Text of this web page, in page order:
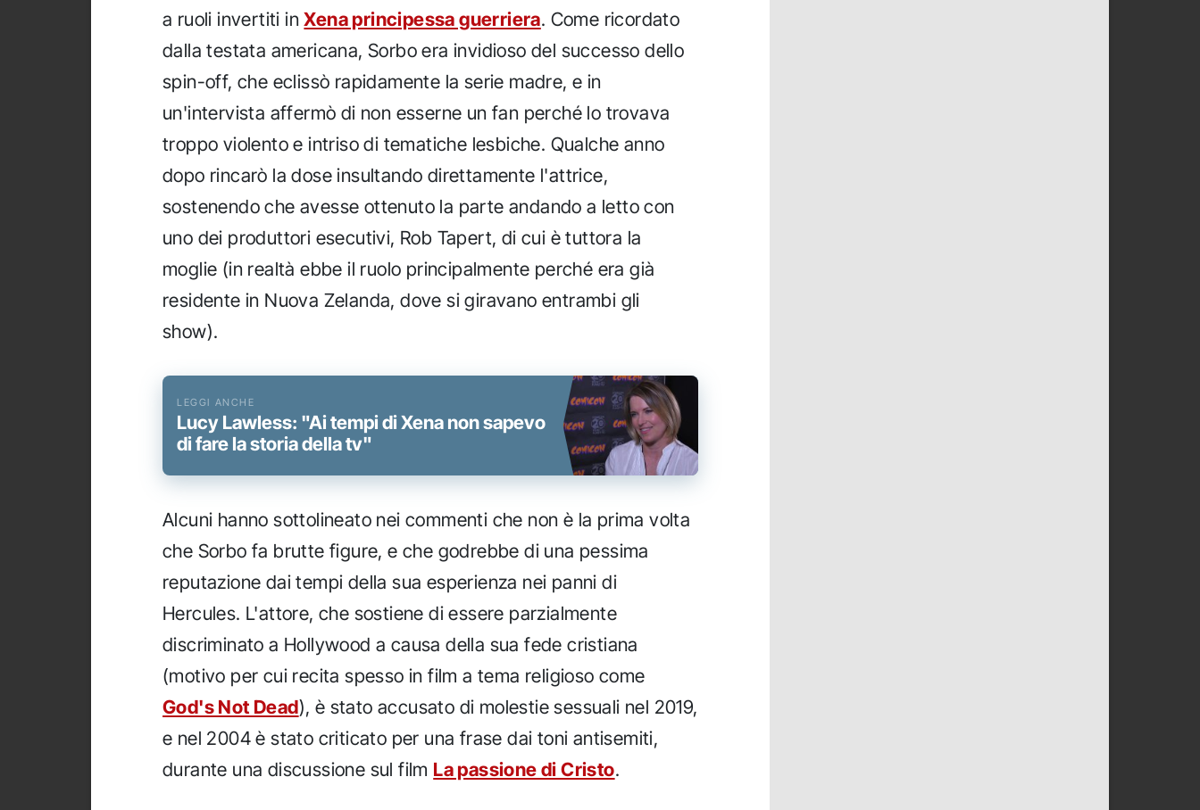
a ruoli invertiti inXena principessa guerriera. Come ricordato
dalla testata americana, Sorbo era invidioso del successo dello
spin-off, che eclissò rapidamente la serie madre, e in
un'intervista affermò di non esserne un fan perché lo trovava
troppo violento e intriso di tematiche lesbiche. Qualche anno
dopo rincarò la dose insultando direttamente l'attrice,
sostenendo che avesse ottenuto la parte andando a letto con
uno dei produttori esecutivi, Rob Tapert, di cui è tuttora la
moglie (in realtà ebbe il ruolo principalmente perché era già
residente in Nuova Zelanda, dove si giravano entrambi gli
show).
Lucy Lawless: "Ai tempi di Xena non sapevo
di fare la storia della tv"
Alcuni hanno sottolineato nei commenti che non è la prima volta
che Sorbo fa brutte figure, e che godrebbe di una pessima
reputazione dai tempi della sua esperienza nei panni di
Hercules. L'attore, che sostiene di essere parzialmente
discriminato a Hollywood a causa della sua fede cristiana
(motivo per cui recita spesso in film a tema religioso come
God's Not Dead), è stato accusato di molestie sessuali nel 2019,
e nel 2004 è stato criticato per una frase dai toni antisemiti,
durante una discussione sul film La passione di Cristo.